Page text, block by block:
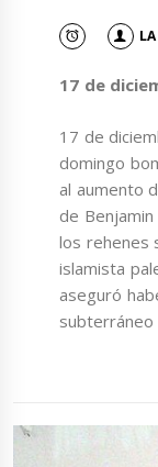
17 de
17 de
domingo
al aumento
de
los rehenes
islamista
aseguró